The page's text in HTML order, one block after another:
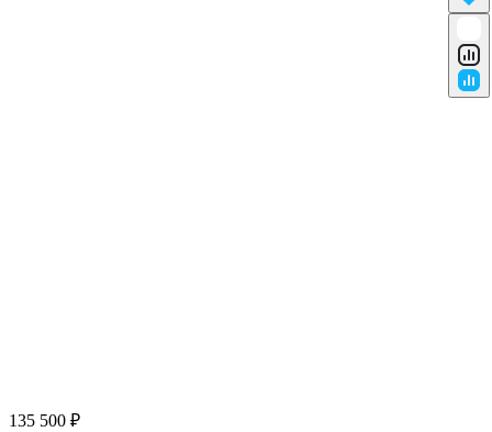
135 500 ₽